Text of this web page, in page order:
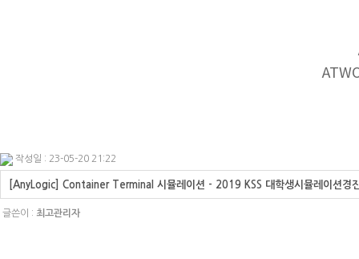
작성일 : 23-05-20 21:22
[AnyLogic] Container Terminal 시뮬레이션 - 2019 KSS 대학생시뮬레이션경
글쓴이 : 최고관리자